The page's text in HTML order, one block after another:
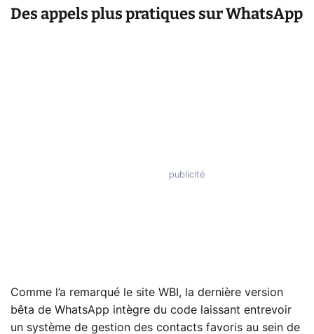
Des appels plus pratiques sur WhatsApp
Comme l’a remarqué le site WBI, la dernière version
bêta de WhatsApp intègre du code laissant entrevoir
un système de gestion des contacts favoris au sein de